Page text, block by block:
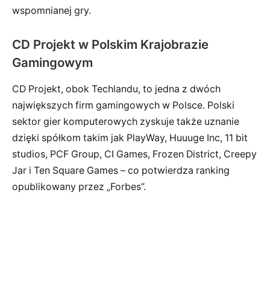
wspomnianej gry.
CD Projekt w Polskim Krajobrazie
Gamingowym
CD Projekt, obok Techlandu, to jedna z dwóch
największych firm gamingowych w Polsce. Polski
sektor gier komputerowych zyskuje także uznanie
dzięki spółkom takim jak PlayWay, Huuuge Inc, 11 bit
studios, PCF Group, CI Games, Frozen District, Creepy
Jar i Ten Square Games – co potwierdza ranking
opublikowany przez „Forbes”.